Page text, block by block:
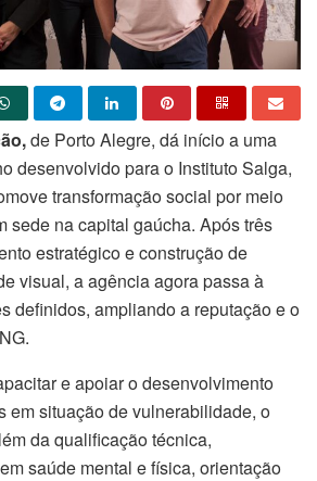
de Porto Alegre, dá início a uma
desenvolvido para o Instituto Salga,
transformação social por meio
sede na capital gaúcha. Após três
estratégico e construção de
visual, a agência agora passa à
definidos, ampliando a reputação e o
e apoiar o desenvolvimento
em situação de vulnerabilidade, o
da qualificação técnica,
saúde mental e física, orientação